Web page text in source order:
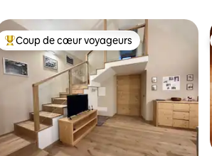
Coups de cœur voyageurs les plus appréciés
Coup de cœur voyageurs